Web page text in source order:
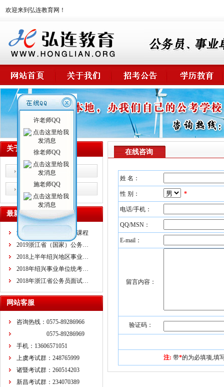
欢迎来到弘连教育网！
关于我们
校情概述
师资力量
最新课程
浙江省公务员面试培训课程
2019浙江省（国家）公务…
2018上半年绍兴地区事业…
2018年绍兴事业单位统考…
2018年浙江省公务员面试…
网站客服
咨询热线：0575-89286966
0575-89286969
手机：13606571051
上虞考试群：248765999
诸暨考试群：260514203
新昌考试群：234070389
在线咨询
姓 名：
性 别： *
电话/手机：
QQ/MSN：
E-mail：
留言内容：
验证码：
注: 带*的为必填项,填
许老师QQ
徐老师QQ
施老师QQ